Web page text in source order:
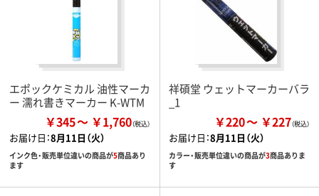
エポックケミカル 油性マーカ
ー 濡れ書きマーカー K-WTM
￥345 ￥1,760
お届け日：8月11日（火）
インク色・販売単位違いの商品が5商品あり
ます
祥碩堂 ウェットマーカーバラ
_1
￥220 ￥227
お届け日：8月11日（火）
カラー・販売単位違いの商品が3商品ありま
す